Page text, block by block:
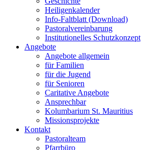
Heiligenkalender
Info-Faltblatt (Download)
Pastoralvereinbarung
Institutionelles Schutzkonzept
Angebote
Angebote allgemein
für Familien
für die Jugend
für Senioren
Caritative Angebote
Ansprechbar
Kolumbarium St. Mauritius
Missionsprojekte
Kontakt
Pastoralteam
Pfarrbüro